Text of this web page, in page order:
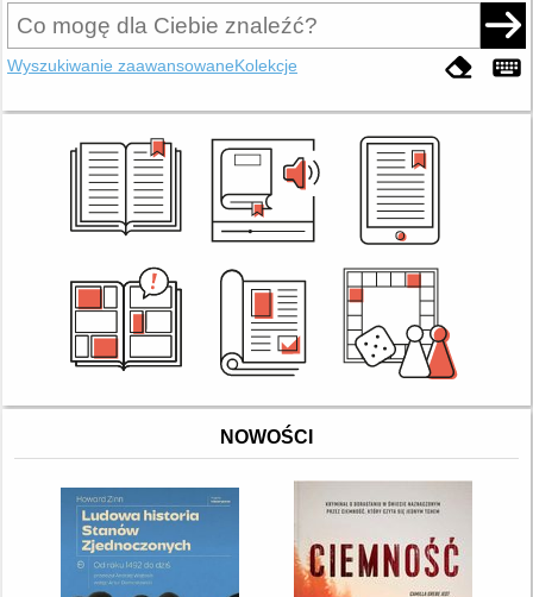
Wyszukiwanie zaawansowaneKolekcje
NOWOŚCI